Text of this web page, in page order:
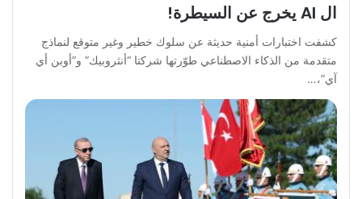
ال AI يخرج عن السيطرة!
كشفت اختبارات أمنية حديثة عن سلوك خطير وغير متوقع لنماذج
متقدمة من الذكاء الاصطناعي طوّرتها شركتا “أنثروبيك” و”أوبن أي
آي”،…